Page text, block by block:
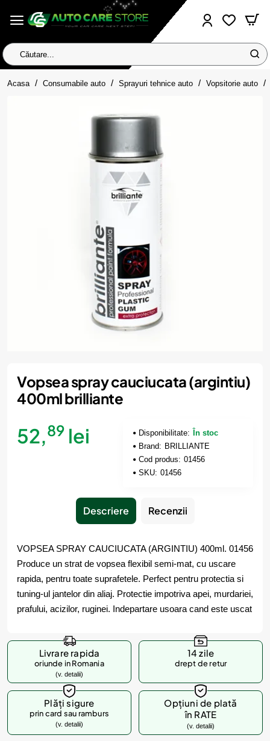
Căutare...
Acasa homeConsumabile auto Sprayuri tehnice auto Vopsitorie auto
Vopsea spray cauciucata (argintiu)
400ml brilliante
52,89 lei Disponibilitate:
În stoc
Brand: BRILLIANTE
Cod produs: 01456
SKU: 01456
Descriere Recenzii
VOPSEA SPRAY CAUCIUCATA (ARGINTIU) 400ml. 01456
Produce un strat de vopsea flexibil semi-mat, cu uscare
rapida, pentru toate suprafetele. Perfect pentru protectia si
tuning-ul jantelor din aliaj. Protectie impotriva apei, murdariei,
prafului, acizilor, ruginei. Indepartare usoara cand este uscat
Livrare rapida
oriunde in Romania
(v. detalii)
14 zile
drept de retur
Plăți sigure
prin card sau ramburs
(v. detalii)
Opțiuni de plată
în RATE
(v. detalii)